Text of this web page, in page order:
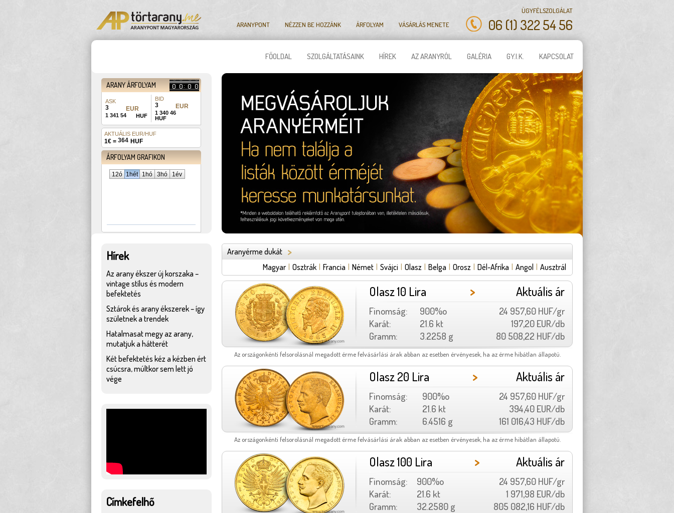
VÁSÁRLÁS MENETE
ÁRFOLYAM
NÉZZEN BE HOZZÁNK
ARANYPONT
ÜGYFÉLSZOLGÁLAT
06 (1) 322 54 56
KAPCSOLAT
GY.I.K.
GALÉRIA
AZ ARANYRÓL
HÍREK
SZOLGÁLTATÁSAINK
FŐOLDAL
ARANY ÁRFOLYAM
5
0
1
9
0
1
:
5
0
1
9
0
1
ASK
3 674,60 EUR
1 341 54 HUF
BID
3 673,89 EUR
1 340 46
AKTUÁLIS EUR/HUF
1€ =364HUF Y-values
ÁRFOLYAM GRAFIKON
12ó 1hét 1hó 3hó 1év
Hírek
Az arany ékszer új korszaka –
vintage stílus és modern
befektetés
Sztárok és arany ékszerek – így
születnek a trendek
Hatalmasat megy az arany,
mutatjuk a hátterét
Két befektetés kéz a kézben ért
csúcsra, múltkor sem lett jó
vége
Címkefelhő
Aranyérme dukát >
Magyar Osztrák Francia Német Svájci Olasz Belga Orosz Dél-Afrika Angol Ausztrál
Olasz 10 Lira > Aktuális ár
Finomság:
900%o
Karát:
21.6 kt
Gramm:
3.2258 g
24 957,60 HUF/gr
197,20 EUR/db
80 508,22 HUF/db
Az országonkénti felsorolásnál megadott érme felvásárlási árak abban az esetben érvényesek, ha az érme hibátlan állapotú.
Olasz 20 Lira > Aktuális ár
Finomság:
900%o
Karát:
21.6 kt
Gramm:
6.4516 g
24 957,60 HUF/gr
394,40 EUR/db
161 016,43 HUF/db
Az országonkénti felsorolásnál megadott érme felvásárlási árak abban az esetben érvényesek, ha az érme hibátlan állapotú.
Olasz 100 Lira > Aktuális ár
Finomság:
900%o
Karát:
21.6 kt
Gramm:
32.2580 g
24 957,60 HUF/gr
1 971,98 EUR/db
805 082,16 HUF/db